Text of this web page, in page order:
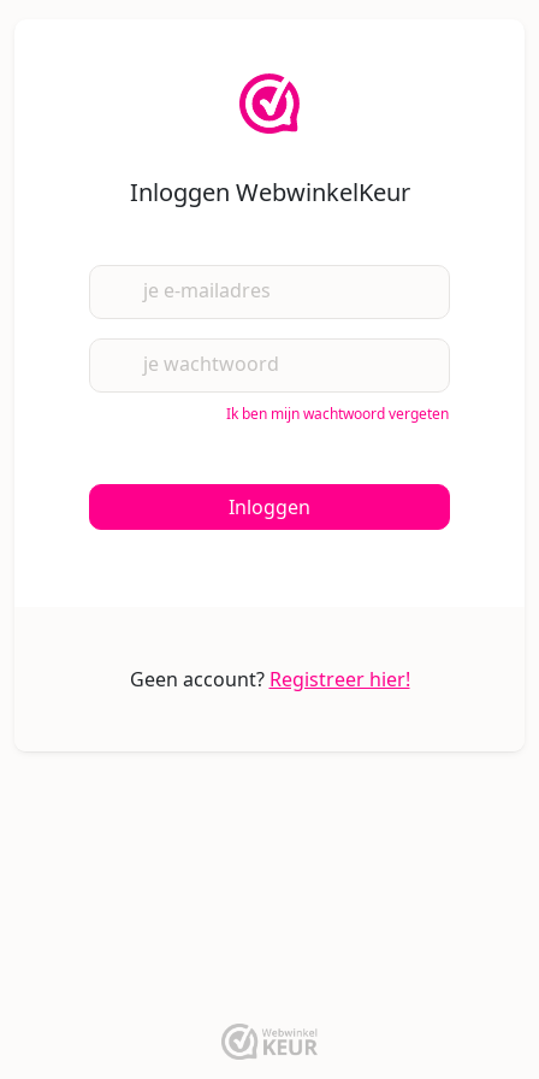
Inloggen WebwinkelKeur
je e-mailadres
je wachtwoord
Ik ben mijn wachtwoord vergeten
Inloggen
Geen account? Registreer hier!